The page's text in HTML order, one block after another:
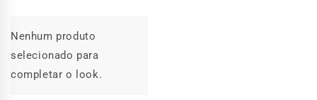
Nenhum produto
selecionado para
completar o look.